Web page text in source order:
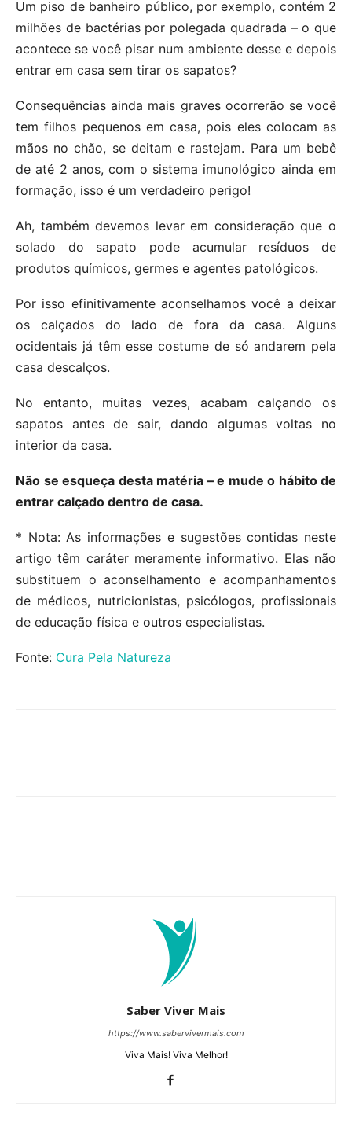
Um piso de banheiro público, por exemplo, contém 2
milhões de bactérias por polegada quadrada – o que
acontece se você pisar num ambiente desse e depois
entrar em casa sem tirar os sapatos?
Consequências ainda mais graves ocorrerão se você
tem filhos pequenos em casa, pois eles colocam as
mãos no chão, se deitam e rastejam. Para um bebê
de até 2 anos, com o sistema imunológico ainda em
formação, isso é um verdadeiro perigo!
Ah, também devemos levar em consideração que o
solado do sapato pode acumular resíduos de
produtos químicos, germes e agentes patológicos.
Por isso efinitivamente aconselhamos você a deixar
os calçados do lado de fora da casa. Alguns
ocidentais já têm esse costume de só andarem pela
casa descalços.
No entanto, muitas vezes, acabam calçando os
sapatos antes de sair, dando algumas voltas no
interior da casa.
Não se esqueça desta matéria – e mude o hábito de
entrar calçado dentro de casa.
* Nota: As informações e sugestões contidas neste
artigo têm caráter meramente informativo. Elas não
substituem o aconselhamento e acompanhamentos
de médicos, nutricionistas, psicólogos, profissionais
de educação física e outros especialistas.
Fonte: Cura Pela Natureza
Saber Viver Mais
https://www.sabervivermais.com
Viva Mais! Viva Melhor!